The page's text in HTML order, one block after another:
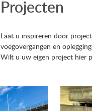
Projecten
Laat u inspireren door
voegovergangen en
Wilt u uw eigen project hier